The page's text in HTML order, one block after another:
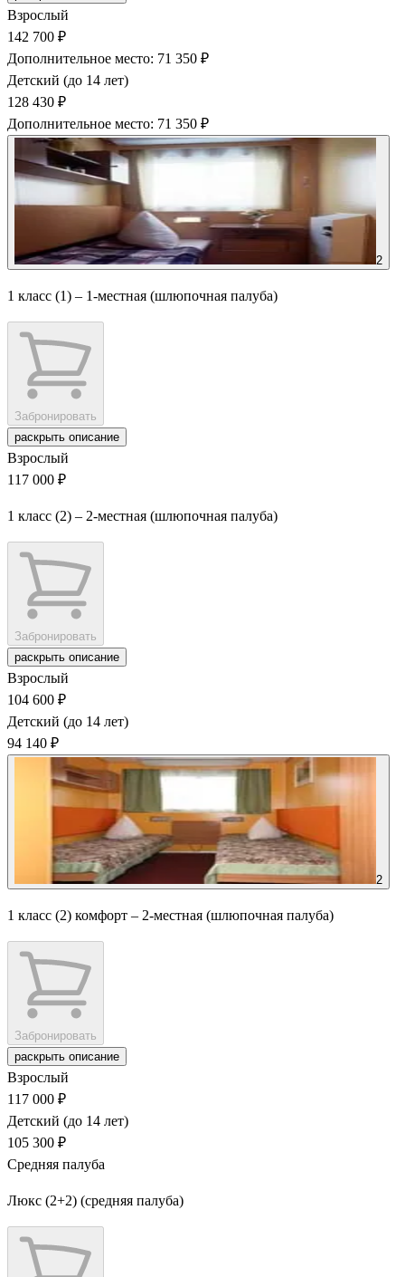
Взрослый
142 700 ₽
Дополнительное место: 71 350 ₽
Детский (до 14 лет)
128 430 ₽
Дополнительное место: 71 350 ₽
2
1 класс (1) – 1-местная (шлюпочная палуба)
Забронировать
раскрыть описание
Взрослый
117 000 ₽
1 класс (2) – 2-местная (шлюпочная палуба)
Забронировать
раскрыть описание
Взрослый
104 600 ₽
Детский (до 14 лет)
94 140 ₽
2
1 класс (2) комфорт – 2-местная (шлюпочная палуба)
Забронировать
раскрыть описание
Взрослый
117 000 ₽
Детский (до 14 лет)
105 300 ₽
Средняя палуба
Люкс (2+2) (средняя палуба)